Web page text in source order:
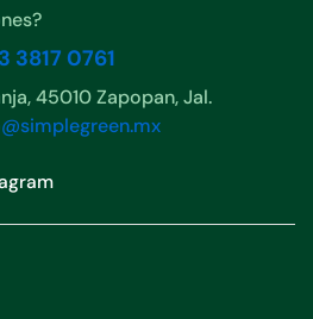
3817 0761
45010 Zapopan, Jal.